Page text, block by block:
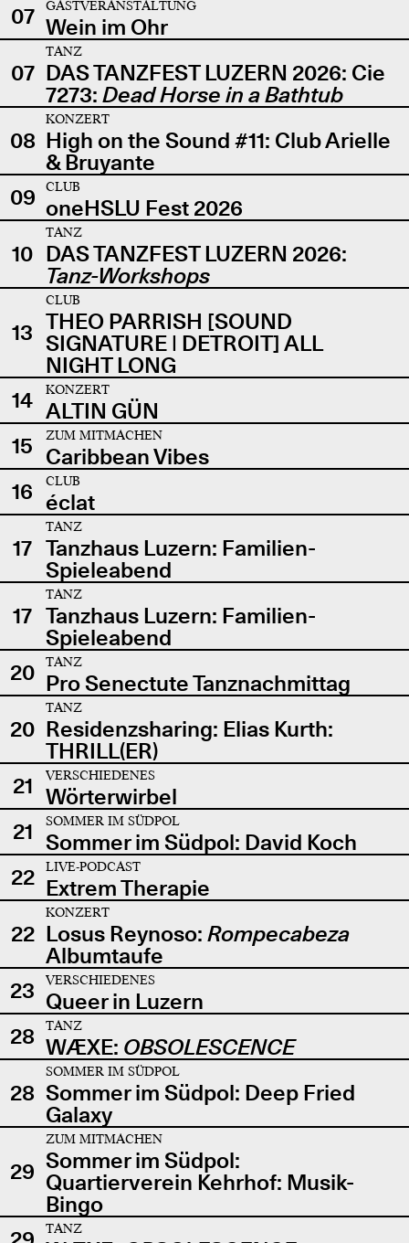
07
GASTVERANSTALTUNG
Wein im Ohr
07
TANZ
DAS TANZFEST LUZERN 2026: Cie
7273: Dead Horse in a Bathtub
08
KONZERT
High on the Sound #11: Club Arielle
& Bruyante
09
CLUB
oneHSLU Fest 2026
10
TANZ
DAS TANZFEST LUZERN 2026:
Tanz-Workshops
13
CLUB
THEO PARRISH [SOUND
SIGNATURE | DETROIT] ALL
NIGHT LONG
14
KONZERT
ALTIN GÜN
15
ZUM MITMACHEN
Caribbean Vibes
16
CLUB
éclat
17
TANZ
Tanzhaus Luzern: Familien-
Spieleabend
17
TANZ
Tanzhaus Luzern: Familien-
Spieleabend
20
TANZ
Pro Senectute Tanznachmittag
20
TANZ
Residenzsharing: Elias Kurth:
THRILL(ER)
21
VERSCHIEDENES
Wörterwirbel
21
SOMMER IM SÜDPOL
Sommer im Südpol: David Koch
22
LIVE-PODCAST
Extrem Therapie
22
KONZERT
Losus Reynoso: Rompecabeza
Albumtaufe
23
VERSCHIEDENES
Queer in Luzern
28
TANZ
WÆXE: OBSOLESCENCE
28
SOMMER IM SÜDPOL
Sommer im Südpol: Deep Fried
Galaxy
29
ZUM MITMACHEN
Sommer im Südpol:
Quartierverein Kehrhof: Musik-
Bingo
TANZ